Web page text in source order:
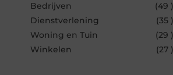
Bedrijven
(49 )
Dienstverlening
(35 )
Woning en Tuin
(29 )
Winkelen
(27 )